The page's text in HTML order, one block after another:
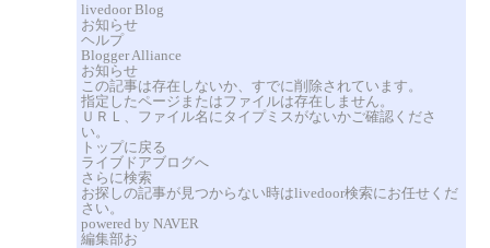
livedoor Blog
お知らせ
ヘルプ
Blogger Alliance
お知らせ
この記事は存在しないか、すでに削除されています。
指定したページまたはファイルは存在しません。
ＵＲＬ、ファイル名にタイプミスがないかご確認くださ
い。
トップに戻る
ライブドアブログへ
さらに検索
お探しの記事が見つからない時はlivedoor検索にお任せくだ
さい。
powered by NAVER
編集部お